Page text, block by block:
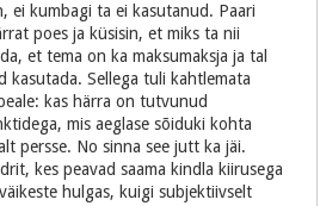
ei kumbagi ta ei kasutanud. Paari
poes ja küsisin, et miks ta nii
et tema on ka maksumaksja ja tal
kasutada. Sellega tuli kahtlemata
kas härra on tutvunud
mis aeglase sõiduki kohta
persse. No sinna see jutt ka jäi.
kes peavad saama kindla kiirusega
hulgas, kuigi subjektiivselt